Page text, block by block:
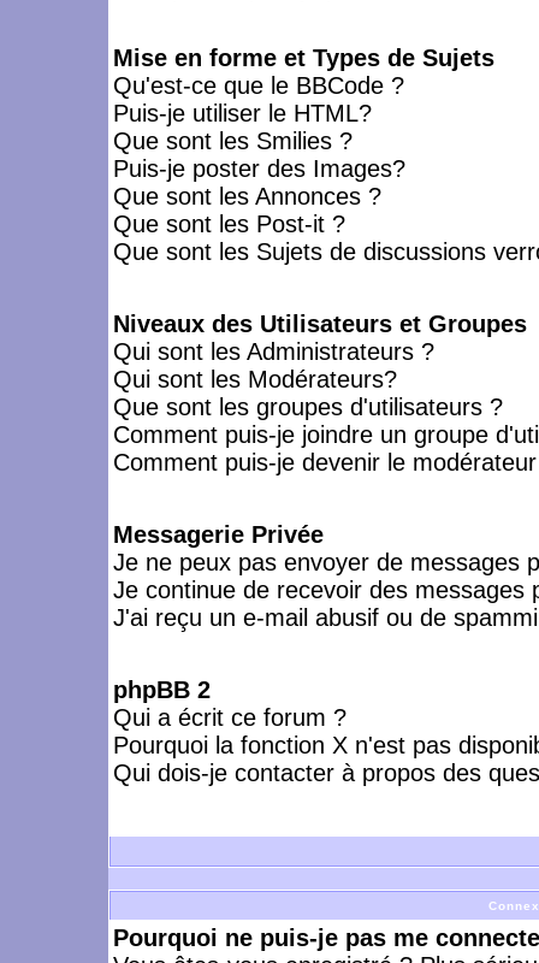
Mise en forme et Types de Sujets
Qu'est-ce que le BBCode ?
Puis-je utiliser le HTML?
Que sont les Smilies ?
Puis-je poster des Images?
Que sont les Annonces ?
Que sont les Post-it ?
Que sont les Sujets de discussions
Niveaux des Utilisateurs et Groupes
Qui sont les Administrateurs ?
Qui sont les Modérateurs?
Que sont les groupes d'utilisateurs ?
Comment puis-je joindre un groupe
Comment puis-je devenir le
Messagerie Privée
Je ne peux pas envoyer de messages
Je continue de recevoir des messages
J'ai reçu un e-mail abusif ou de
phpBB 2
Qui a écrit ce forum ?
Pourquoi la fonction X n'est pas
Qui dois-je contacter à propos des
Pourquoi ne puis-je pas me